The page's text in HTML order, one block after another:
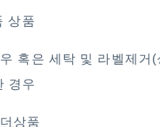
상품
혹은 세탁 및 라벨제거(
경우
상품